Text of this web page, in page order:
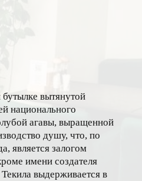
вытянутой
национального
агавы, выращенной
душу, что, по
является залогом
имени создателя
выдерживается в